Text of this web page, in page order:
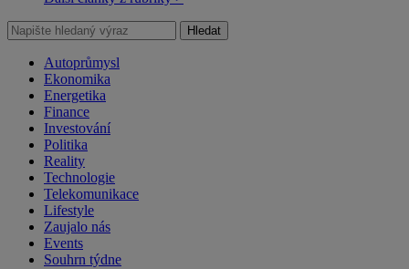
Hledat
Autoprůmysl
Ekonomika
Energetika
Finance
Investování
Politika
Reality
Technologie
Telekomunikace
Lifestyle
Zaujalo nás
Events
Souhrn týdne